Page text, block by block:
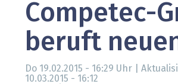
Studien
Meinungen
Hands-on
Best
SAP
Competec-
beruft
Do 19.02.2015 - 16:29 Uhr |
10.03.2015 - 16:12